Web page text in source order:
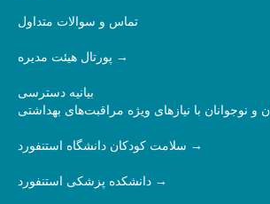
تماس و سوالات متداول
پورتال هیئت مدیره
بیانیه دسترسی
و نوجوانان با نیازهای ویژه مراقبت‌های بهداشتی
سلامت کودکان دانشگاه استنفورد
دانشکده پزشکی استنفورد